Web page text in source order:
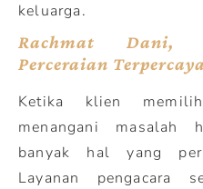
keluarga.
Rachmat Dani,
Perceraian
Ketika klien
menangani masalah
banyak hal yang
Layanan pengacara